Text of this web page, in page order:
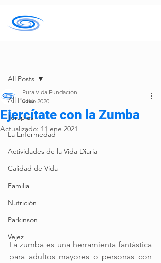
All Posts
Terapias
La Enfermedad
Actividades de la Vida Diaria
Calidad de Vida
Familia
Nutrición
Parkinson
Vejez
All Posts
Ejercítate con la Zumba
Pura Vida Fundación
5 feb 2020
Actualizado: 11 ene 2021
La zumba es una herramienta fantástica
para adultos mayores o personas con